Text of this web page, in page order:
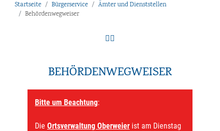
Startseite Bürgerservice
Ämter und Dienststellen
Behördenwegweiser
BEHÖRDENWEGWEISER
Bitte um Beachtung:
Die Ortsverwaltung Oberweier ist am Dienstag